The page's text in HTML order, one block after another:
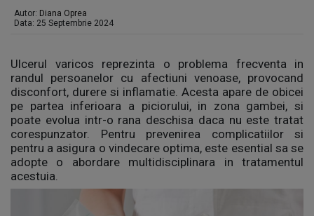
Autor: Diana Oprea
Data: 25 Septembrie 2024
Ulcerul varicos reprezinta o problema frecventa in
randul persoanelor cu afectiuni venoase, provocand
disconfort, durere si inflamatie. Acesta apare de obicei
pe partea inferioara a piciorului, in zona gambei, si
poate evolua intr-o rana deschisa daca nu este tratat
corespunzator. Pentru prevenirea complicatiilor si
pentru a asigura o vindecare optima, este esential sa se
adopte o abordare multidisciplinara in tratamentul
acestuia.